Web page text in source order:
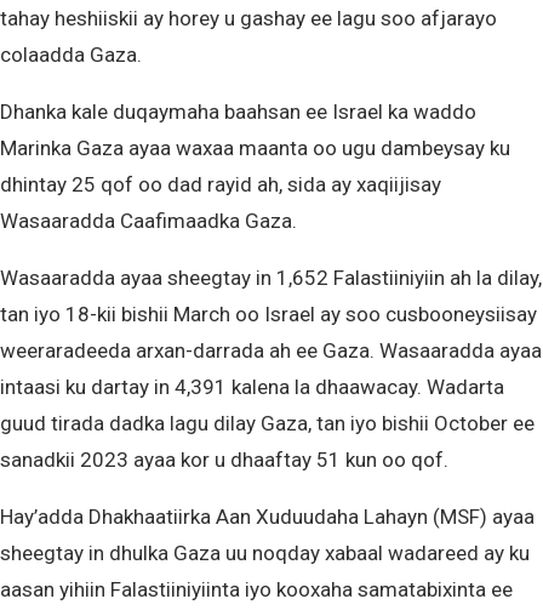
tahay heshiiskii ay horey u gashay ee lagu soo afjarayo
colaadda Gaza.
Dhanka kale duqaymaha baahsan ee Israel ka waddo
Marinka Gaza ayaa waxaa maanta oo ugu dambeysay ku
dhintay 25 qof oo dad rayid ah, sida ay xaqiijisay
Wasaaradda Caafimaadka Gaza.
Wasaaradda ayaa sheegtay in 1,652 Falastiiniyiin ah la dilay,
tan iyo 18-kii bishii March oo Israel ay soo cusbooneysiisay
weeraradeeda arxan-darrada ah ee Gaza. Wasaaradda ayaa
intaasi ku dartay in 4,391 kalena la dhaawacay. Wadarta
guud tirada dadka lagu dilay Gaza, tan iyo bishii October ee
sanadkii 2023 ayaa kor u dhaaftay 51 kun oo qof.
Hay’adda Dhakhaatiirka Aan Xuduudaha Lahayn (MSF) ayaa
sheegtay in dhulka Gaza uu noqday xabaal wadareed ay ku
aasan yihiin Falastiiniyiinta iyo kooxaha samatabixinta ee